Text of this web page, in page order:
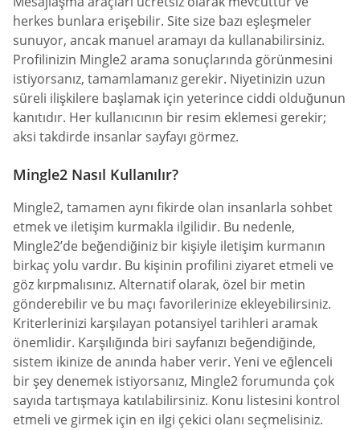
herkes bunlara erişebilir. Site size bazı eşleşmeler
sunuyor, ancak manuel aramayı da kullanabilirsiniz.
Profilinizin Mingle2 arama sonuçlarında görünmesini
istiyorsanız, tamamlamanız gerekir. Niyetinizin uzun
süreli ilişkilere başlamak için yeterince ciddi olduğunun
kanıtıdır. Her kullanıcının bir resim eklemesi gerekir;
aksi takdirde insanlar sayfayı görmez.
Mingle2 Nasıl Kullanılır?
Mingle2, tamamen aynı fikirde olan insanlarla sohbet
etmek ve iletişim kurmakla ilgilidir. Bu nedenle,
Mingle2’de beğendiğiniz bir kişiyle iletişim kurmanın
birkaç yolu vardır. Bu kişinin profilini ziyaret etmeli ve
göz kırpmalısınız. Alternatif olarak, özel bir metin
gönderebilir ve bu maçı favorilerinize ekleyebilirsiniz.
Kriterlerinizi karşılayan potansiyel tarihleri aramak
önemlidir. Karşılığında biri sayfanızı beğendiğinde,
sistem ikinize de anında haber verir. Yeni ve eğlenceli
bir şey denemek istiyorsanız, Mingle2 forumunda çok
sayıda tartışmaya katılabilirsiniz. Konu listesini kontrol
etmeli ve girmek için en ilgi çekici olanı seçmelisiniz.